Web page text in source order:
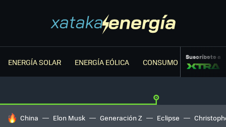
ENERGÍA SOLAR ENERGÍA EÓLICA CONSUMO ENERGÉTICO
Suscríbete a
HOY SE HABLA DE
China Elon Musk Generación Z Eclipse